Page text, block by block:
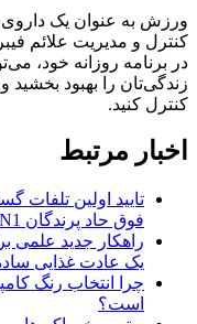
ورزش به عنوان یک
کنترل و مدیریت علائم
در برنامه روزانه خود،
زندگی‌تان را بهبود بخشید
کنترل کنید.
اخبار مرتبط
تایید اولین تلفات
فوق حاد پرندگان H5N1 در استرالیا
راهکار جدید علمی
یک عادت غذایی
چرا انتخاب رنگ
است؟